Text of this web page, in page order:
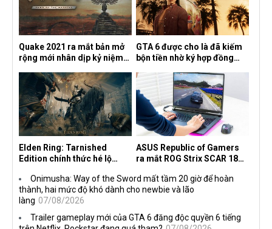
Quake 2021 ra mắt bản mở
rộng mới nhân dịp kỷ niệm
the Machine
GTA 6 được cho là đã kiếm
bộn tiền nhờ ký hợp đồng
Elden Ring: Tarnished
Edition chính thức hé lộ
ASUS Republic of Gamers
ra mắt ROG Strix SCAR 18
Onimusha: Way of the Sword mất tầm 20 giờ để hoàn
thành, hai mức độ khó dành cho newbie và lão
làng 07/08/2026
Trailer gameplay mới của GTA 6 đăng độc quyền 6 tiếng